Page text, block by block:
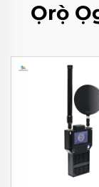
Ọrọ̀